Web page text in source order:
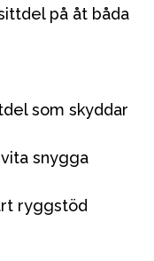
på åt båda
som skyddar
snygga
ryggstöd